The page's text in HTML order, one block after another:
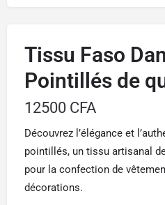
Tissu Faso
Pointillés de
12500 CFA
Découvrez l’élégance et
pointillés, un tissu artisanal
pour la confection de
décorations.